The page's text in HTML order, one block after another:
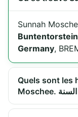
Germany,
Quels sont les